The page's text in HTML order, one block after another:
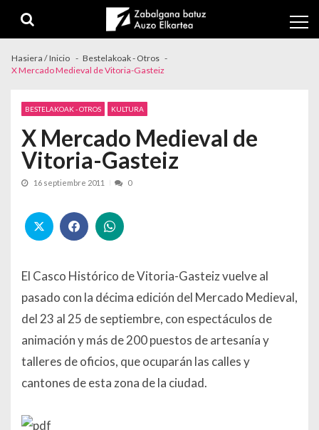
Hasiera / Inicio
Bestelakoak - Otros
X Mercado Medieval de Vitoria-Gasteiz
BESTELAKOAK - OTROS KULTURA
X Mercado Medieval de
Vitoria-Gasteiz
16 septiembre 2011 0
El Casco Histórico de Vitoria-Gasteiz vuelve al
pasado con la décima edición del Mercado Medieval,
del 23 al 25 de septiembre, con espectáculos de
animación y más de 200 puestos de artesanía y
talleres de oficios, que ocuparán las calles y
cantones de esta zona de la ciudad.